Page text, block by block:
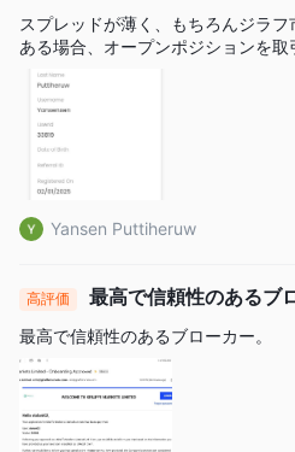
スプレッドが薄く、もちろんジラ
ある場合、オープンポジションを
Yansen Puttiheruw
高評価 最高で信頼性のあるブ
最高で信頼性のあるブローカー。